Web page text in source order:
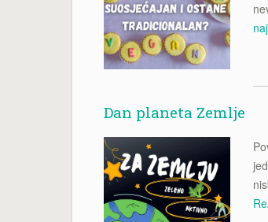
Dan planeta Zemlje